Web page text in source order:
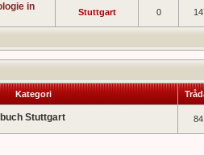
in
Stuttgart 0
Kategori
Stuttgart 84